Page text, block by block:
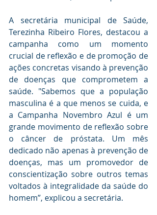
A secretária municipal de Saúde,
Terezinha Ribeiro Flores, destacou a
campanha como um momento
crucial de reflexão e de promoção de
ações concretas visando à prevenção
de doenças que comprometem a
saúde. "Sabemos que a população
masculina é a que menos se cuida, e
a Campanha Novembro Azul é um
grande movimento de reflexão sobre
o câncer de próstata. Um mês
dedicado não apenas à prevenção de
doenças, mas um promovedor de
conscientização sobre outros temas
voltados à integralidade da saúde do
homem”, explicou a secretária.